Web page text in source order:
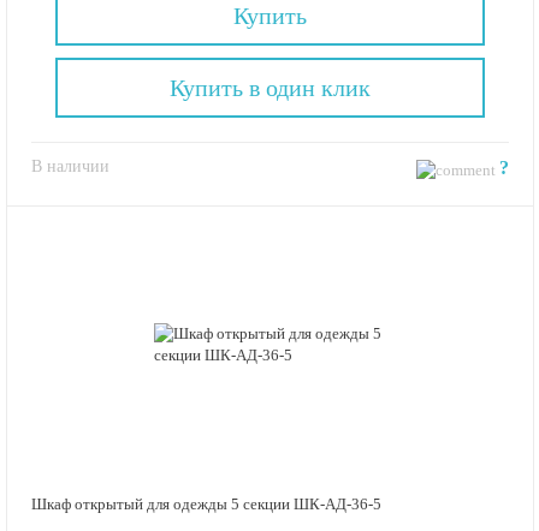
Купить
В наличии ?
Купить в один клик
Шкаф открытый для одежды 5 секции ШК-АД-36-5